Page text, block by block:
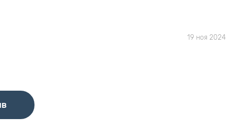
19 ноя 2024